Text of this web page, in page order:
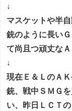
↓
マスケットや半
銃のように長い
て尚且つ頑丈な
↓
現在Ｅ＆ＬのＡ
銃、戦中ＳＭＧ
い、昨日ＬＣＴ